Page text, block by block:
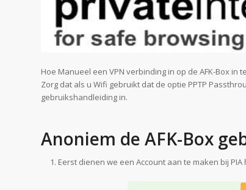
Hoe Manueel een VPN verbinding in op de AFK-Box in
Zorg dat als u Wifi gebruikt dat de optie PPTP
gebruikshandleiding in.
Anoniem de AFK-Box
Eerst dienen we een Account aan te maken bij